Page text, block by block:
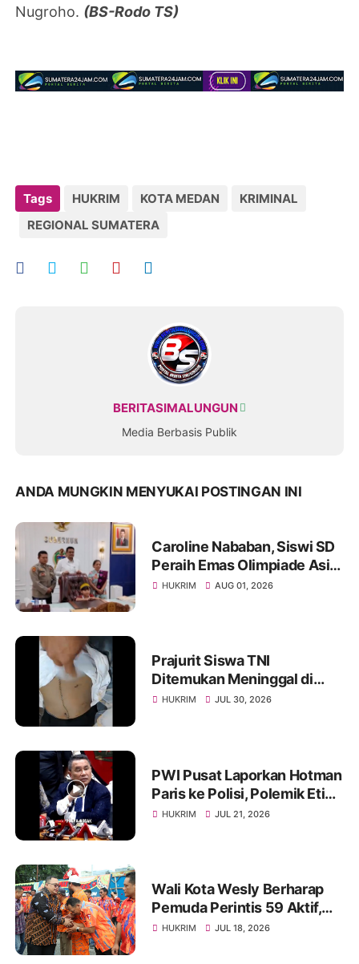
Nugroho. (BS-Rodo TS)
Tags HUKRIM KOTA MEDAN
KRIMINAL
REGIONAL SUMATERA
BERITASIMALUNGUN
Media Berbasis Publik
ANDA MUNGKIN MENYUKAI POSTINGAN INI
Caroline Nababan, Siswi SD
Peraih Emas Olimpiade Asia
Dihadiahi Rumah hingga
HUKRIM AUG 01, 2026
Prajurit Siswa TNI
Ditemukan Meninggal di
Rindam I/BB, Penyelidikan
HUKRIM JUL 30, 2026
PWI Pusat Laporkan Hotman
Paris ke Polisi, Polemik Etika
dan Kebebasan Pers
HUKRIM JUL 21, 2026
Wali Kota Wesly Berharap
Pemuda Perintis 59 Aktif,
Solid, dan Mampu Lahirkan
HUKRIM JUL 18, 2026